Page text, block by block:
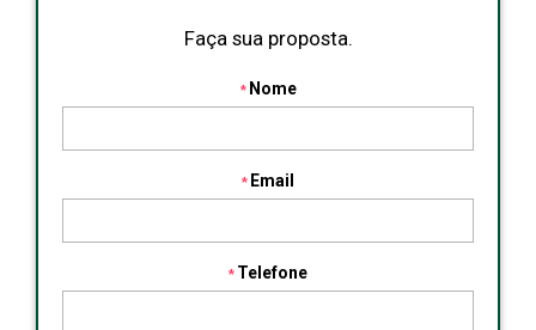
Faça sua proposta.
Nome
Email
Telefone